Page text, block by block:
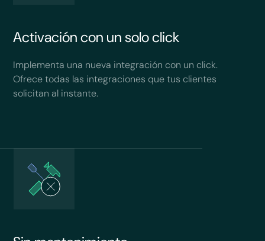
Activación con un solo click
Implementa una nueva integración con un click.
Ofrece todas las integraciones que tus clientes
solicitan al instante.